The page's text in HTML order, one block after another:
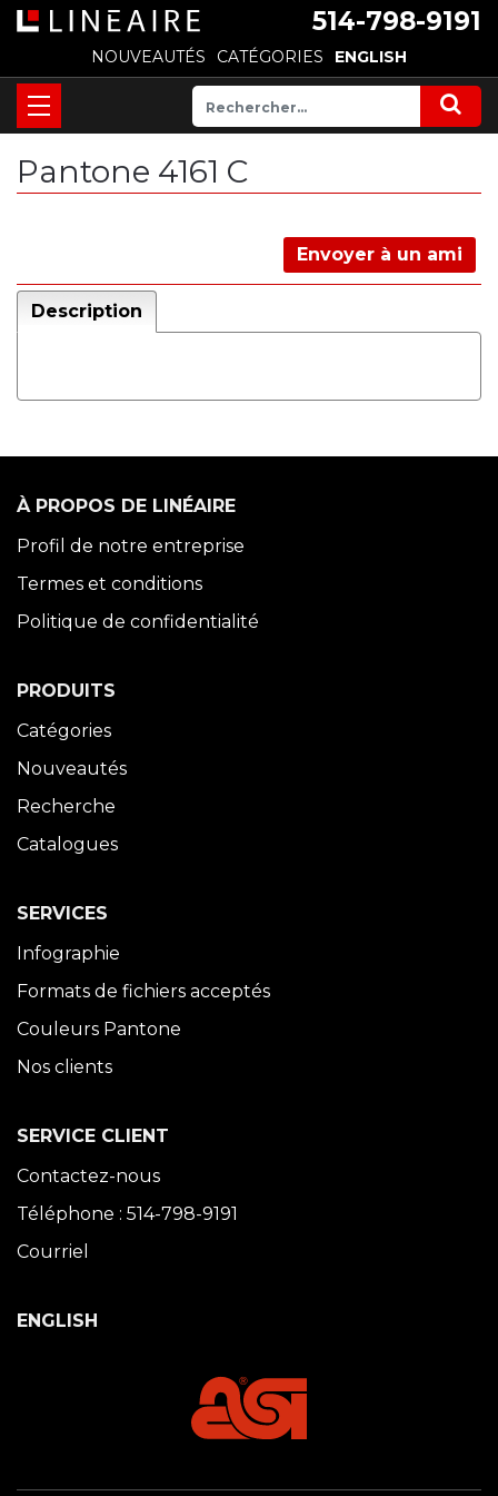
514-798-9191
NOUVEAUTÉS CATÉGORIES ENGLISH
Pantone 4161 C
Envoyer à un ami
Description
À PROPOS DE LINÉAIRE
Profil de notre entreprise
Termes et conditions
Politique de confidentialité
PRODUITS
Catégories
Nouveautés
Recherche
Catalogues
SERVICES
Infographie
Formats de fichiers acceptés
Couleurs Pantone
Nos clients
SERVICE CLIENT
Contactez-nous
Téléphone : 514-798-9191
Courriel
ENGLISH